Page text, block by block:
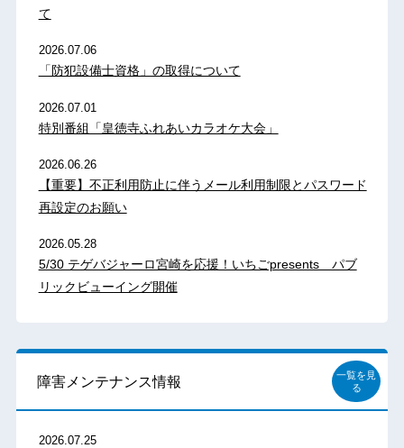
て
2026.07.06
「防犯設備士資格」の取得について
2026.07.01
特別番組「皇徳寺ふれあいカラオケ大会」
2026.06.26
【重要】不正利用防止に伴うメール利用制限とパスワード
再設定のお願い
2026.05.28
5/30 テゲバジャーロ宮崎を応援！いちごpresents パブ
リックビューイング開催
障害メンテナンス情報
一覧を見
る
2026.07.25